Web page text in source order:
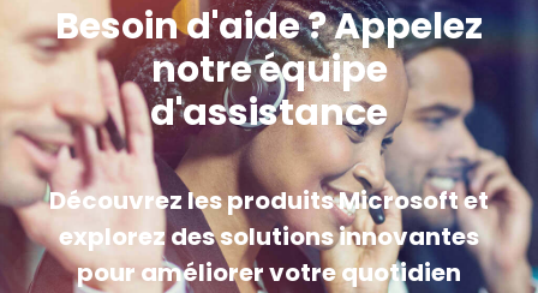
Besoin d'aide ? Appelez
notre équipe
d'assistance
Découvrez les produits Microsoft et
explorez des solutions innovantes
pour améliorer votre quotidien